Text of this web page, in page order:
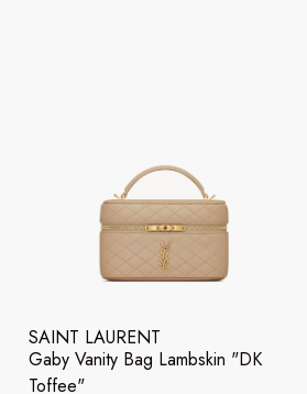
SAINT LAURENT
Gaby Vanity Bag Lambskin "DK
Toffee"